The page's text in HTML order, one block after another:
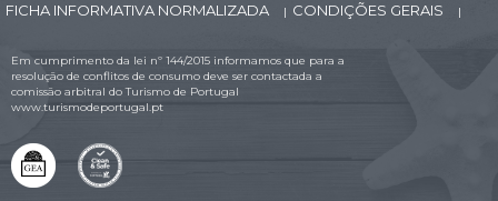
FICHA INFORMATIVA NORMALIZADA | CONDIÇÕES GERAIS |
Em cumprimento da lei nº 144/2015 informamos que para a
resolução de conflitos de consumo deve ser contactada a
comissão arbitral do Turismo de Portugal
www.turismodeportugal.pt